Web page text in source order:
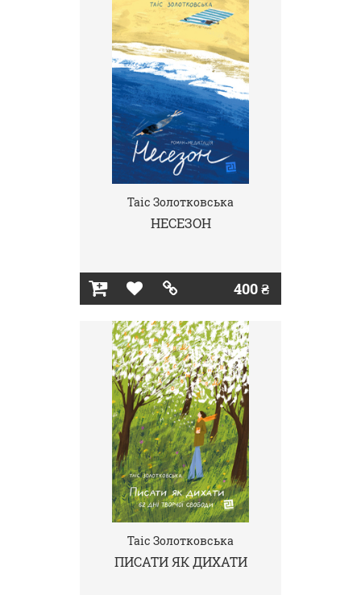
Таіс Золотковська
НЕСЕЗОН
400 ₴
Таіс Золотковська
ПИСАТИ ЯК ДИХАТИ